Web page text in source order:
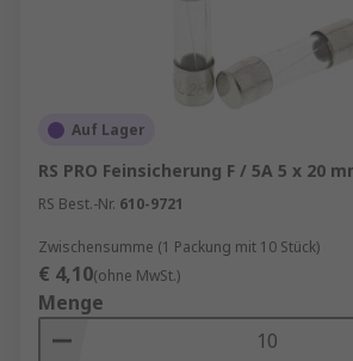
Auf Lager
RS PRO Feinsicherung F / 5A 5 x 20
RS Best.-Nr. 610-9721
Zwischensumme (1 Packung mit 10 Stück)
€ 4,10(ohne MwSt.)
Menge